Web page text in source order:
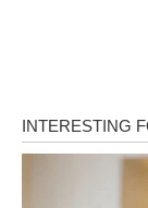
doživljavaju
osjećaju prema
ukorijenjena u